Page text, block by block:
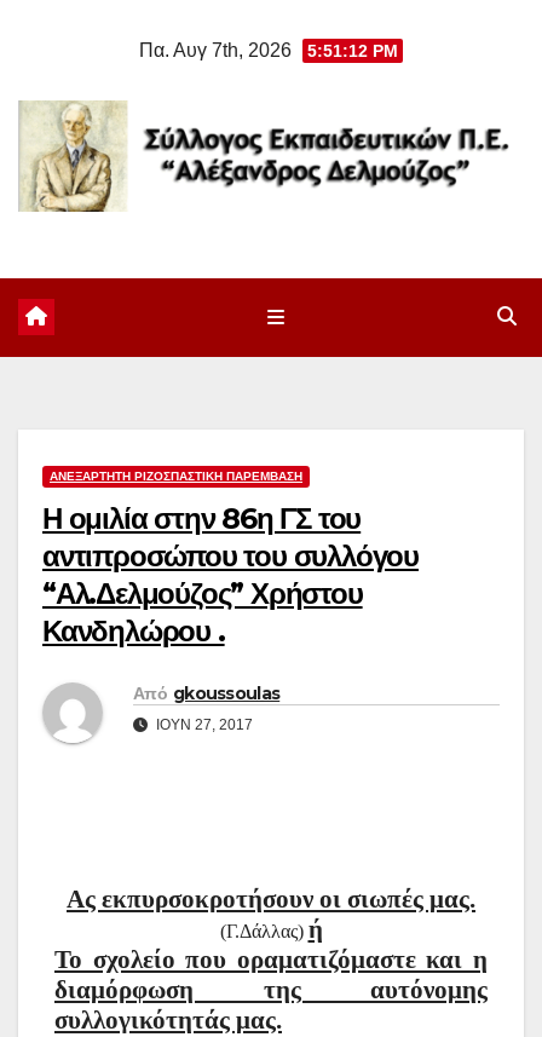
Πα. Αυγ 7th, 2026 5:51:13 PM
ΑΝΕΞΆΡΤΗΤΗ ΡΙΖΟΣΠΑΣΤΙΚΉ ΠΑΡΈΜΒΑΣΗ
Η ομιλία στην 86η ΓΣ του
αντιπροσώπου του συλλόγου
“Αλ.Δελμούζος” Χρήστου
Κανδηλώρου .
Από gkoussoulas
ΙΟΎΝ 27, 2017
Ας εκπυρσοκροτήσουν οι σιωπές μας.
(Γ.Δάλλας) ή
Το σχολείο που οραματιζόμαστε και η
διαμόρφωση της αυτόνομης
συλλογικότητάς μας.